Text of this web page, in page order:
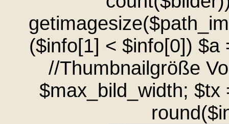
($info[1] < $info[0]) $a
//Thumbnailgröße
$max_bild_width;